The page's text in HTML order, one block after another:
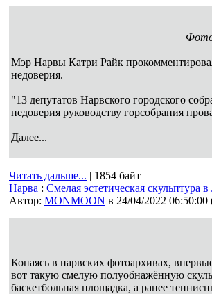
Мэр Нарвы Катри Райк
недоверия.
"13 депутатов Нарвского городского
недоверия руководству горсобрания
Далее...
Читать дальше... | 1854 байт
Нарва : Смелая эстетическая скульптура
Автор: MONMOON в 24/04/2022 06:50:00
Копаясь в нарвских фотоархивах,
вот такую смелую полуобнажённую
баскетбольная площадка, а ранее